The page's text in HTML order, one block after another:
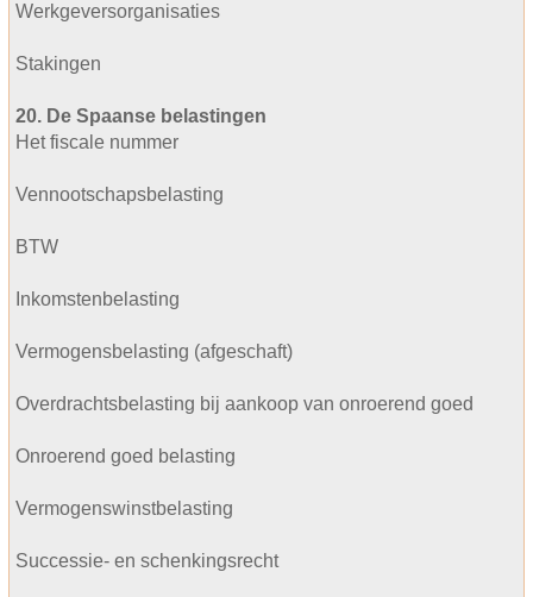
Werkgeversorganisaties
Stakingen
20. De Spaanse belastingen
Het fiscale nummer
Vennootschapsbelasting
BTW
Inkomstenbelasting
Vermogensbelasting (afgeschaft)
Overdrachtsbelasting bij aankoop van onroerend goed
Onroerend goed belasting
Vermogenswinstbelasting
Successie- en schenkingsrecht